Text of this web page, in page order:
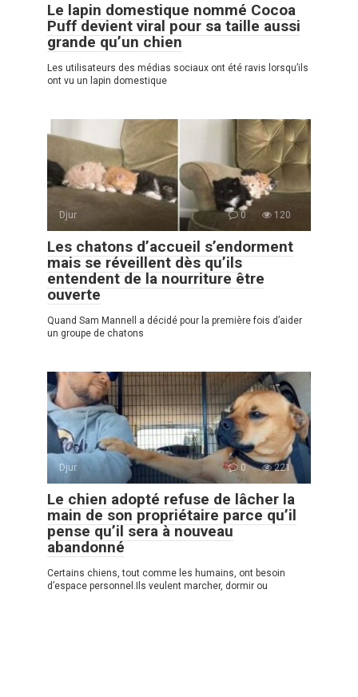
Le lapin domestique nommé Cocoa
Puff devient viral pour sa taille aussi
grande qu’un chien
Les utilisateurs des médias sociaux ont été ravis lorsqu’ils
ont vu un lapin domestique
Djur 0 120
Les chatons d’accueil s’endorment
mais se réveillent dès qu’ils
entendent de la nourriture être
ouverte
Quand Sam Mannell a décidé pour la première fois d’aider
un groupe de chatons
Djur 0 221
Le chien adopté refuse de lâcher la
main de son propriétaire parce qu’il
pense qu’il sera à nouveau
abandonné
Certains chiens, tout comme les humains, ont besoin
d’espace personnel.Ils veulent marcher, dormir ou